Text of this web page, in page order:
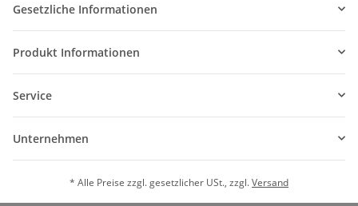
Gesetzliche Informationen
Produkt Informationen
Service
Unternehmen
* Alle Preise zzgl. gesetzlicher USt., zzgl.Versand